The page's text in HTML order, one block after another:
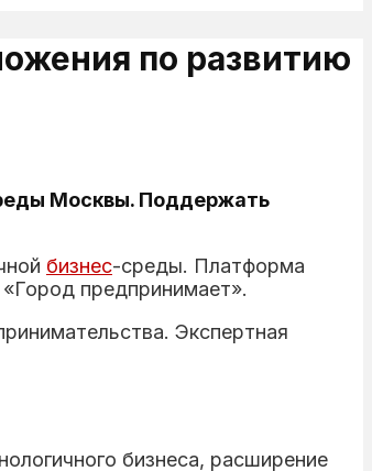
по развитию
Москвы. Поддержать
бизнес-среды. Платформа
предпринимает».
Экспертная
бизнеса, расширение